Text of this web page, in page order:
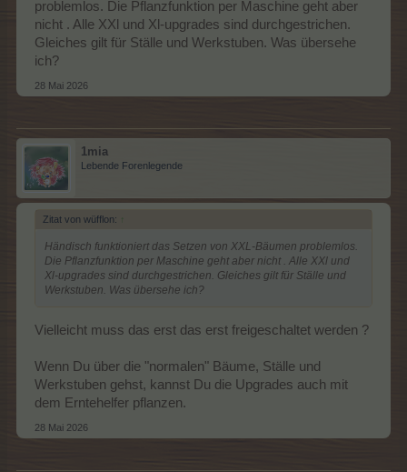
problemlos. Die Pflanzfunktion per Maschine geht aber
nicht . Alle XXl und Xl-upgrades sind durchgestrichen.
Gleiches gilt für Ställe und Werkstuben. Was übersehe
ich?
28 Mai 2026
1mia
Lebende Forenlegende
Zitat von wüfflon: ↑
Händisch funktioniert das Setzen von XXL-Bäumen problemlos.
Die Pflanzfunktion per Maschine geht aber nicht . Alle XXl und
Xl-upgrades sind durchgestrichen. Gleiches gilt für Ställe und
Werkstuben. Was übersehe ich?
Vielleicht muss das erst das erst freigeschaltet werden ?
Wenn Du über die "normalen" Bäume, Ställe und
Werkstuben gehst, kannst Du die Upgrades auch mit
dem Erntehelfer pflanzen.
28 Mai 2026